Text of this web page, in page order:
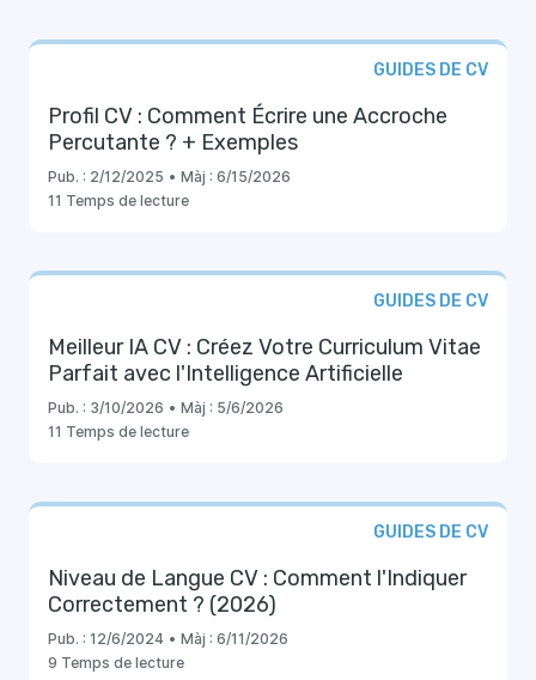
GUIDES DE CV
Profil CV : Comment Écrire une Accroche
Percutante ? + Exemples
Pub. : 2/12/2025 • Màj : 6/15/2026
11 Temps de lecture
GUIDES DE CV
Meilleur IA CV : Créez Votre Curriculum Vitae
Parfait avec l'Intelligence Artificielle
Pub. : 3/10/2026 • Màj : 5/6/2026
11 Temps de lecture
GUIDES DE CV
Niveau de Langue CV : Comment l'Indiquer
Correctement ? (2026)
Pub. : 12/6/2024 • Màj : 6/11/2026
9 Temps de lecture